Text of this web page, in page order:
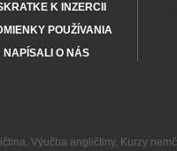
K INZERCII
POUŽÍVANIA
NAPÍSALI O NÁS
, Výučba angličtiny, Kurzy